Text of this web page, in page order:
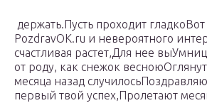
держать.​​Пусть проходит
PozdravOK.ru​​ и невероятного
счастливая растет,​​Для нее
от роду,​​ как снежок
месяца назад
первый твой успех,​​Пролетают